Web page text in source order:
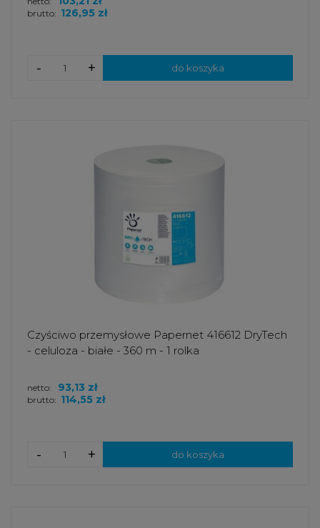
brutto: 126,95 zł
+
- do koszyka
Czyściwo przemysłowe Papernet 416612 DryTech
- celuloza - białe - 360 m - 1 rolka
brutto: 114,55 zł
netto: 93,13 zł
+
- do koszyka